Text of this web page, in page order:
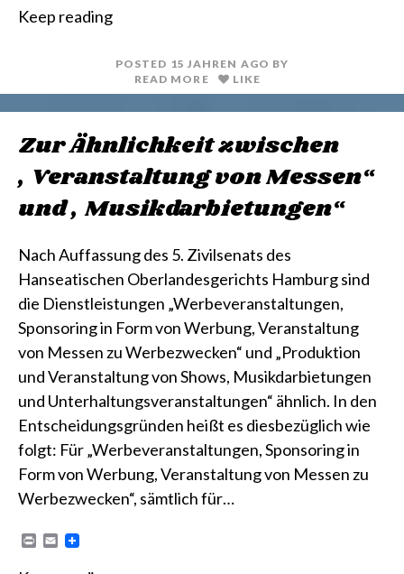
n
i
Keep reading
POSTED 15 JAHREN AGO BY
READ MORE
LIKE
Zur Ähnlichkeit zwischen
„Veranstaltung von Messen“
und „Musikdarbietungen“
Nach Auffassung des 5. Zivilsenats des
Hanseatischen Oberlandesgerichts Hamburg sind
die Dienstleistungen „Werbeveranstaltungen,
Sponsoring in Form von Werbung, Veranstaltung
von Messen zu Werbezwecken“ und „Produktion
und Veranstaltung von Shows, Musikdarbietungen
und Unterhaltungsveranstaltungen“ ähnlich. In den
Entscheidungsgründen heißt es diesbezüglich wie
folgt: Für „Werbeveranstaltungen, Sponsoring in
Form von Werbung, Veranstaltung von Messen zu
Werbezwecken“, sämtlich für…
P
E